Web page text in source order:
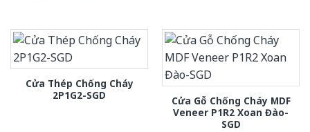
Cửa Thép Chống Cháy
2P1G2-SGD
Cửa Gỗ Chống Cháy MDF
Veneer P1R2 Xoan Đào-
SGD